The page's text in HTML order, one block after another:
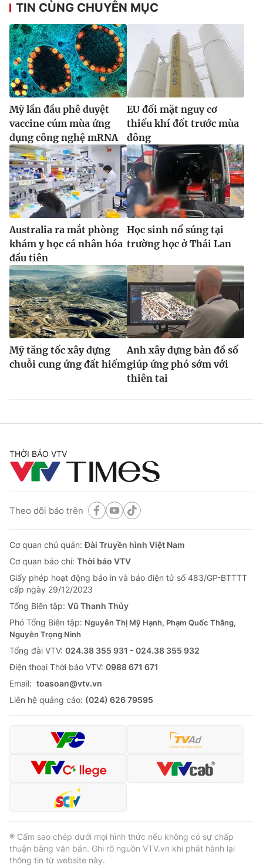
TIN CÙNG CHUYÊN MỤC
Mỹ lần đầu phê duyệt
vaccine cúm mùa ứng
dụng công nghệ mRNA
EU đối mặt nguy cơ
thiếu khí đốt trước mùa
đông
Australia ra mắt phòng
khám y học cá nhân hóa
đầu tiên
Học sinh nổ súng tại
trường học ở Thái Lan
Mỹ tăng tốc xây dựng
chuỗi cung ứng đất hiếm
Anh xây dựng bản đồ số
giúp ứng phó sớm với
thiên tai
THỜI BÁO VTV
Theo dõi báo trên
Cơ quan chủ quản:Đài Truyền hình Việt Nam
Cơ quan báo chí: Thời báo VTV
Giấy phép hoạt động báo in và báo điện tử số 483/GP-BTTTT
cấp ngày 29/12/2023
Tổng Biên tập: Vũ Thanh Thủy
Phó Tổng Biên tập: Nguyễn Thị Mỹ Hạnh, Phạm Quốc Thắng,
Nguyễn Trọng Ninh
Tổng đài VTV: 024.38 355 931 - 024.38 355 932
Ðiện thoại Thời báo VTV: 0988 671 671
Email: toasoan@vtv.vn
Liên hệ quảng cáo: (024) 626 79595
® Cấm sao chép dưới mọi hình thức nếu không có sự chấp
thuận bằng văn bản. Ghi rõ nguồn VTV.vn khi phát hành lại
thông tin từ website này.